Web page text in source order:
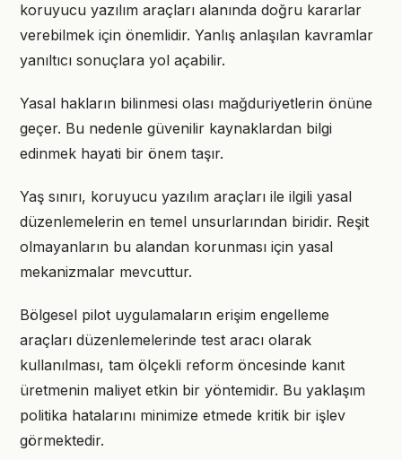
koruyucu yazılım araçları alanında doğru kararlar
verebilmek için önemlidir. Yanlış anlaşılan kavramlar
yanıltıcı sonuçlara yol açabilir.
Yasal hakların bilinmesi olası mağduriyetlerin önüne
geçer. Bu nedenle güvenilir kaynaklardan bilgi
edinmek hayati bir önem taşır.
Yaş sınırı, koruyucu yazılım araçları ile ilgili yasal
düzenlemelerin en temel unsurlarından biridir. Reşit
olmayanların bu alandan korunması için yasal
mekanizmalar mevcuttur.
Bölgesel pilot uygulamaların erişim engelleme
araçları düzenlemelerinde test aracı olarak
kullanılması, tam ölçekli reform öncesinde kanıt
üretmenin maliyet etkin bir yöntemidir. Bu yaklaşım
politika hatalarını minimize etmede kritik bir işlev
görmektedir.